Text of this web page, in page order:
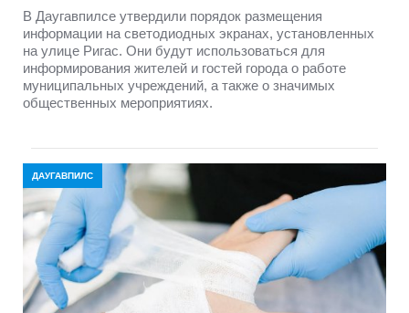
В Даугавпилсе утвердили порядок размещения
информации на светодиодных экранах, установленных
на улице Ригас. Они будут использоваться для
информирования жителей и гостей города о работе
муниципальных учреждений, а также о значимых
общественных мероприятиях.
ДАУГАВПИЛС